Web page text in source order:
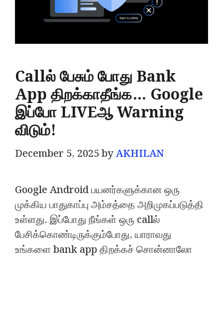
Callல் பேசும் போது Bank
App திறக்காதீங்க… Google
இப்போ LIVEஆ Warning
விடும்!
December 5, 2025byAKHILAN
Google Android பயனர்களுக்கான ஒரு
முக்கிய பாதுகாப்பு அம்சத்தை அறிமுகப்படுத்தி
உள்ளது. இப்போது நீங்கள் ஒரு callல்
பேசிக்கொண்டிருக்கும்போது, யாராவது
உங்களை bank app திறக்கச் சொன்னாலோ